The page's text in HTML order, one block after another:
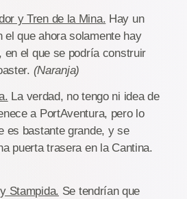
y Tren de la Mina. Hay un
el que ahora solamente hay
en el que se podría construir
(Naranja)
La verdad, no tengo ni idea de
a PortAventura, pero lo
es bastante grande, y se
puerta trasera en la Cantina.
Stampida. Se tendrían que